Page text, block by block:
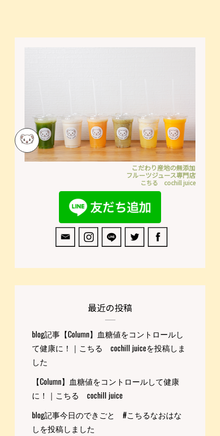
こだわり産地の無添加
フルーツジュース専門店
こちる cochill juice
最近の投稿
blog記事【Column】血糖値をコントロールし
て健康に！｜こちる cochill juiceを投稿しま
した
【Column】血糖値をコントロールして健康
に！｜こちる cochill juice
blog記事今日のできごと #こちるなおはな
しを投稿しました